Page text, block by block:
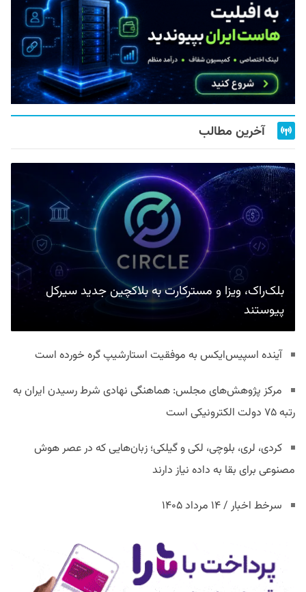
آخرین مطالب
بلک‌راک، ویزا و مسترکارت به بلاکچین جدید سیرکل
پیوستند
آینده اسپیس‌ایکس به موفقیت استارشیپ گره خورده است
مرکز پژوهش‌های مجلس: هماهنگی نهادی شرط رسیدن ایران به
رتبه ۷۵ دولت الکترونیکی است
کردی، لری، بلوچی، لکی و گیلکی؛ زبان‌هایی که در عصر هوش
مصنوعی برای بقا به داده نیاز دارند
سرخط اخبار / ۱۴ مرداد ۱۴۰۵